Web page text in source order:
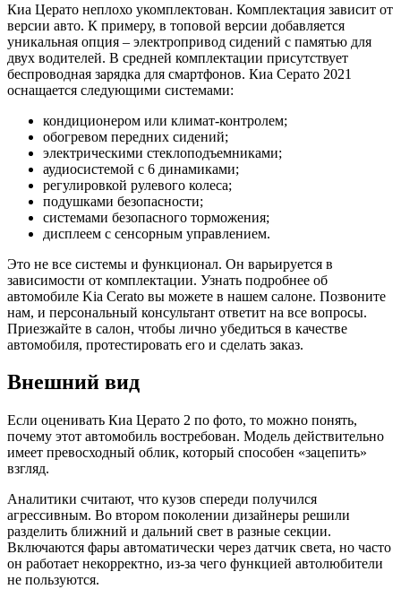
Киа Церато неплохо укомплектован. Комплектация зависит от
версии авто. К примеру, в топовой версии добавляется
уникальная опция – электропривод сидений с памятью для
двух водителей. В средней комплектации присутствует
беспроводная зарядка для смартфонов. Киа Серато 2021
оснащается следующими системами:
кондиционером или климат-контролем;
обогревом передних сидений;
электрическими стеклоподъемниками;
аудиосистемой с 6 динамиками;
регулировкой рулевого колеса;
подушками безопасности;
системами безопасного торможения;
дисплеем с сенсорным управлением.
Это не все системы и функционал. Он варьируется в
зависимости от комплектации. Узнать подробнее об
автомобиле Kia Cerato вы можете в нашем салоне. Позвоните
нам, и персональный консультант ответит на все вопросы.
Приезжайте в салон, чтобы лично убедиться в качестве
автомобиля, протестировать его и сделать заказ.
Внешний вид
Если оценивать Киа Церато 2 по фото, то можно понять,
почему этот автомобиль востребован. Модель действительно
имеет превосходный облик, который способен «зацепить»
взгляд.
Аналитики считают, что кузов спереди получился
агрессивным. Во втором поколении дизайнеры решили
разделить ближний и дальний свет в разные секции.
Включаются фары автоматически через датчик света, но часто
он работает некорректно, из-за чего функцией автолюбители
не пользуются.